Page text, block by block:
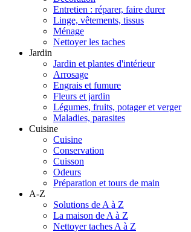
Entretien : réparer, faire durer
Linge, vêtements, tissus
Ménage
Nettoyer les taches
Jardin
Jardin et plantes d'intérieur
Arrosage
Engrais et fumure
Fleurs et jardin
Légumes, fruits, potager et verger
Maladies, parasites
Cuisine
Cuisine
Conservation
Cuisson
Odeurs
Préparation et tours de main
A-Z
Solutions de A à Z
La maison de A à Z
Nettoyer taches A à Z